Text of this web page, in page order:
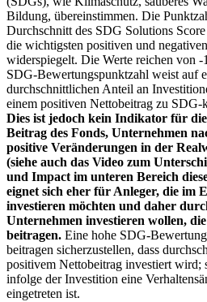
Bildung, übereinstimmen. Die
Durchschnitt des SDG Solutions
die wichtigsten positiven und
widerspiegelt. Die Werte reichen von
SDG-Bewertungspunktzahl weist auf
durchschnittlichen Anteil an
einem positiven Nettobeitrag zu
Dies ist jedoch kein Indikator für
Beitrag des Fonds, Unternehmen
positive Veränderungen in der
(siehe auch das Video zum
und Impact im unteren Bereich
eignet sich eher für Anleger, die im
investieren möchten und daher
Unternehmen investieren wollen,
beitragen. Eine hohe SDG-
beitragen sicherzustellen, dass
positivem Nettobeitrag investiert wird;
infolge der Investition eine
eingetreten ist.